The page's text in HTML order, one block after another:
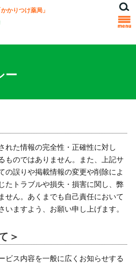
かりつけ薬局」
ー
れた情報の完全性・正確性に対し
ものではありません。また、上記サ
の誤りや掲載情報の変更や削除によ
たトラブルや損失・損害に関し、弊
せん。あくまでも自己責任において
いますよう、お願い申し上げます。
＞
ビス内容を一般に広くお知らせする